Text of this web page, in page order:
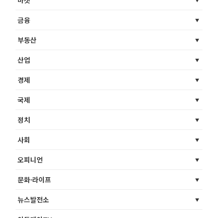
금융
부동산
산업
경제
국제
정치
사회
오피니언
문화·라이프
뉴스발전소